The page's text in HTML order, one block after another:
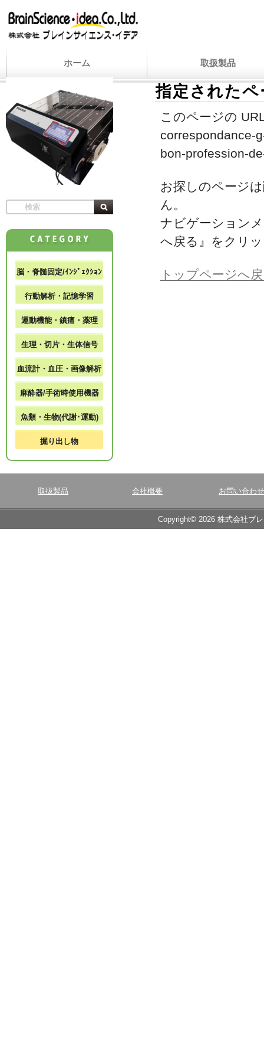
ホーム 取扱製品
指定された
このページの
correspondance-
bon-profession-
お探しのページ
ん。
ナビゲーション
へ戻る』をクリ
トップページへ
脳・脊髄固定/ｲﾝｼﾞｪｸｼｮﾝ
行動解析・記憶学習
運動機能・鎮痛・薬理
生理・切片・生体信号
血流計・血圧・画像解析
麻酔器/手術時使用機器
魚類・生物(代謝･運動)
掘り出し物
取扱製品 会社概要 お問い合わせ
Copyright© 2026 株式会社ブ